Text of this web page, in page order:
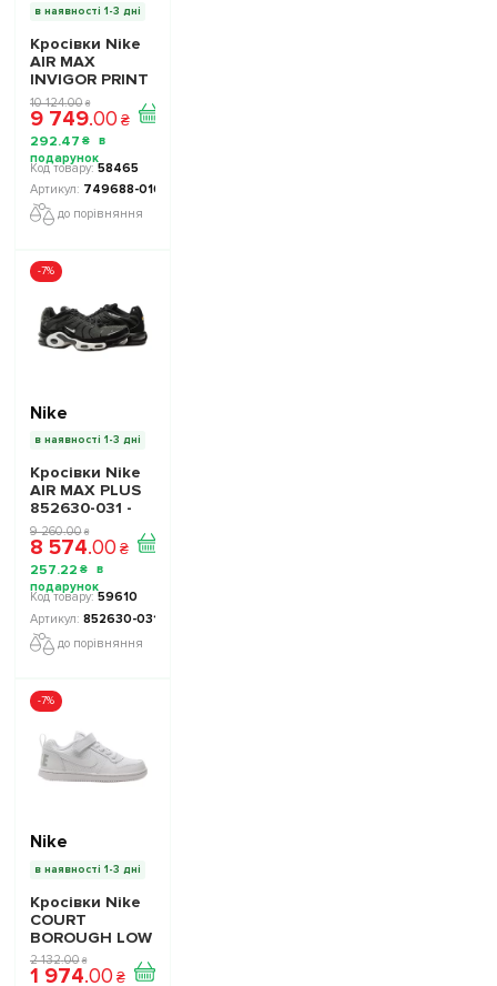
в наявності 1-3 дні
Кросівки Nike
AIR MAX
INVIGOR PRINT
749688-010 -
Офіційна
Продукція
10 124.00 ₴
9 749.00 ₴
292.47 ₴
58465
749688-010
до порівняння
-7%
Nike
в наявності 1-3 дні
Кросівки Nike
AIR MAX PLUS
852630-031 -
Офіційна
Продукція
9 260.00 ₴
8 574.00 ₴
257.22 ₴
59610
852630-031
до порівняння
-7%
Nike
в наявності 1-3 дні
Кросівки Nike
COURT
BOROUGH LOW
(PSV) 870025-
100 дитячі -
2 132.00 ₴
1 974.00 ₴